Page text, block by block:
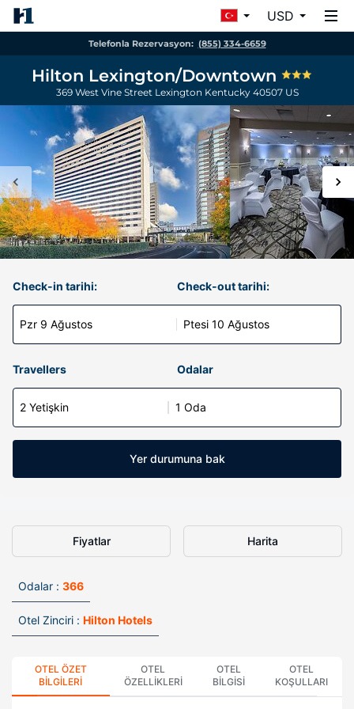
USD
Telefonla Rezervasyon: (855) 334-6659
Hilton Lexington/Downtown
369 West Vine Street Lexington Kentucky 40507 US
Check-in tarihi:
Pzr 9 Ağustos
Check-out tarihi:
Ptesi 10 Ağustos
Travellers Odalar
2 Yetişkin 1 Oda
Yer durumuna bak
Fiyatlar Harita
Odalar : 366
Otel Zinciri : Hilton Hotels
OTEL ÖZET
BILGILERI
OTEL
ÖZELLIKLERI
OTEL
BILGISI
OTEL
KOŞULLARI